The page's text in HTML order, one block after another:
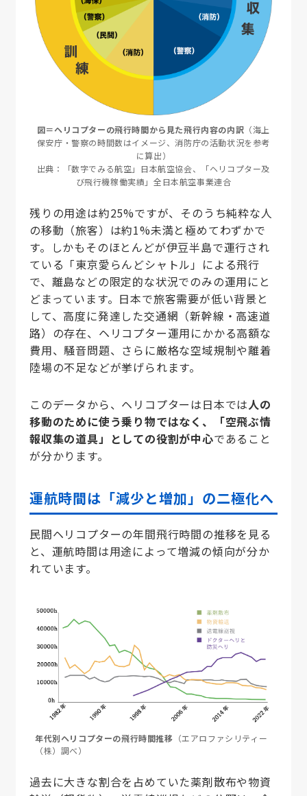
図＝ヘリコプターの飛行時間から見た飛行内容の内訳 （海上
保安庁・警察の時間数はイメージ、消防庁の活動状況を参考
に算出）
出典：「数字でみる航空」日本航空協会、「ヘリコプター及
び飛行機稼働実績」全日本航空事業連合
残りの用途は約25%ですが、そのうち純粋な人
の移動（旅客）は約1%未満と極めてわずかで
す。しかもそのほとんどが伊豆半島で運行され
ている「東京愛らんどシャトル」による飛行
で、離島などの限定的な状況でのみの運用にと
どまっています。日本で旅客需要が低い背景と
して、高度に発達した交通網（新幹線・高速道
路）の存在、ヘリコプター運用にかかる高額な
費用、騒音問題、さらに厳格な空域規制や離着
陸場の不足などが挙げられます。
このデータから、ヘリコプターは日本では人の
移動のために使う乗り物ではなく、「空飛ぶ情
報収集の道具」としての役割が中心であること
が分かります。
運航時間は「減少と増加」の二極化へ
民間ヘリコプターの年間飛行時間の推移を見る
と、運航時間は用途によって増減の傾向が分か
れています。
年代別ヘリコプターの飛行時間推移 （エアロファシリティー
（株）調べ）
過去に大きな割合を占めていた薬剤散布や物資